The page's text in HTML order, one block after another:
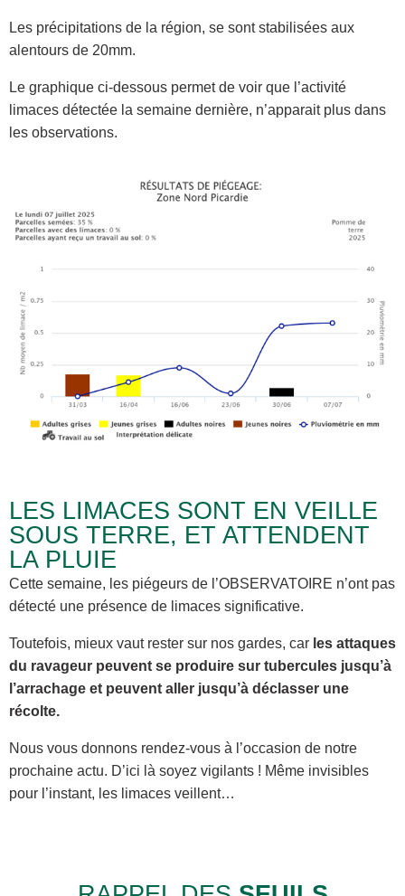
Les précipitations de la région, se sont stabilisées aux
alentours de 20mm.
Le graphique ci-dessous permet de voir que l’activité
limaces détectée la semaine dernière, n’apparait plus dans
les observations.
LES LIMACES SONT EN VEILLE
SOUS TERRE, ET ATTENDENT
LA PLUIE
Cette semaine, les piégeurs de l’OBSERVATOIRE n’ont pas
détecté une présence de limaces significative.
Toutefois, mieux vaut rester sur nos gardes, car les attaques
du ravageur peuvent se produire sur tubercules jusqu’à
l’arrachage et peuvent aller jusqu’à déclasser une
récolte.
Nous vous donnons rendez-vous à l’occasion de notre
prochaine actu. D’ici là soyez vigilants ! Même invisibles
pour l’instant, les limaces veillent…